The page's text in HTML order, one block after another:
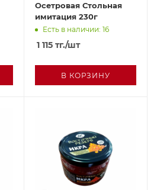
Осетровая Стольная
имитация 230г
Есть в наличии: 16
1 115 тг./шт
В КОРЗИНУ